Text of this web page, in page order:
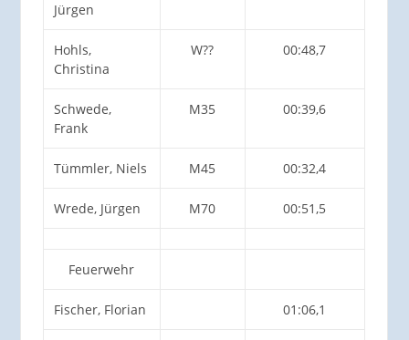
Jürgen
Hohls,
Christina
W?? 00:48,7
Schwede,
Frank
M35 00:39,6
Tümmler, Niels M45 00:32,4
Wrede, Jürgen M70 00:51,5
Feuerwehr
Fischer, Florian 01:06,1